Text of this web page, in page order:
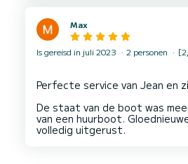
Max
Is gereisd in juli 2023 2 personen
Perfecte service van Jean en
De staat van de boot was
van een huurboot.